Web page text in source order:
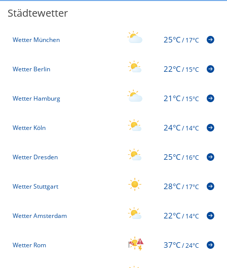
Städtewetter
Wetter München 25°C/17°C
Wetter Berlin 22°C/15°C
Wetter Hamburg 21°C/15°C
Wetter Köln 24°C/14°C
Wetter Dresden 25°C/16°C
Wetter Stuttgart 28°C/17°C
Wetter Amsterdam 22°C/14°C
Wetter Rom 37°C/24°C